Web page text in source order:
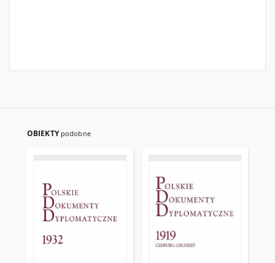
OBIEKTY podobne